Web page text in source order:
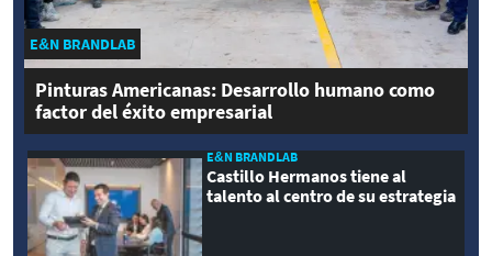
E&N BRANDLAB
Pinturas Americanas: Desarrollo humano como
factor del éxito empresarial
E&N BRANDLAB
Castillo Hermanos tiene al
talento al centro de su estrategia